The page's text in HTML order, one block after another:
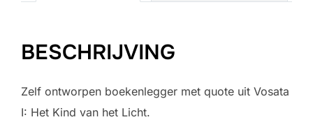
BESCHRIJVING
Zelf ontworpen boekenlegger met quote uit Vosata
I: Het Kind van het Licht.